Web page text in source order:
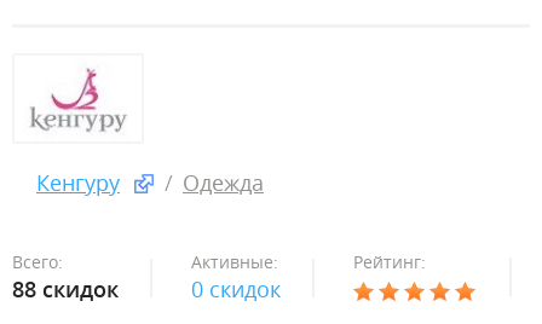
Кенгуру Одежда
Всего:
88 скидок
Активные:
0 скидок
Рейтинг: